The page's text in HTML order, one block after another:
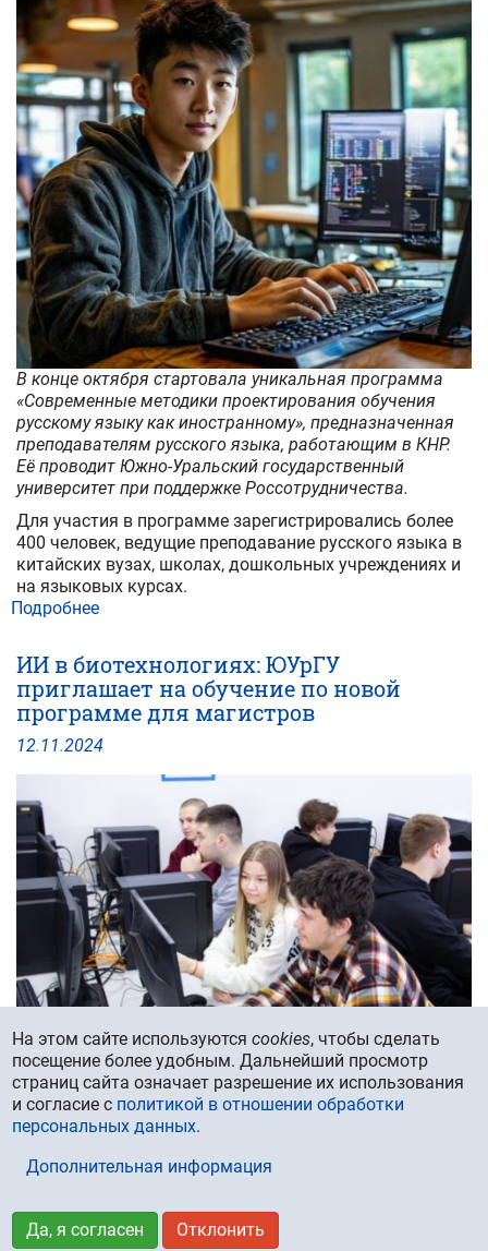
В конце октября стартовала уникальная программа
«Современные методики проектирования обучения
русскому языку как иностранному», предназначенная
преподавателям русского языка, работающим в КНР.
Её проводит Южно-Уральский государственный
университет при поддержке Россотрудничества.
Для участия в программе зарегистрировались более
400 человек, ведущие преподавание русского языка в
китайских вузах, школах, дошкольных учреждениях и
на языковых курсах.
Подробнее
помогут
китайским
преподавателям
русского
сделать
цифровые
технологии
добрым
помощником
на
уроках
ИИ в биотехнологиях: ЮУрГУ
приглашает на обучение по новой
программе для магистров
12. 11.2024
Интересуетесь промышленными биотехнологиями?
Есть желание изучить пищевую промышленность?
Хотите найти работу в области экологических
внедрить искусственный интеллект в эти сферы? Не
магистерскую программу «Искусственный интеллект в
промышленных и экологических биотехнологиях».
На этом сайте используютсяcookies, чтобы сделать
посещение более удобным. Дальнейший просмотр
страниц сайта означает разрешение их использования
и согласие с политикой в отношении обработки
персональных данных.
Дополнительная информация
Да, я согласен Отклонить